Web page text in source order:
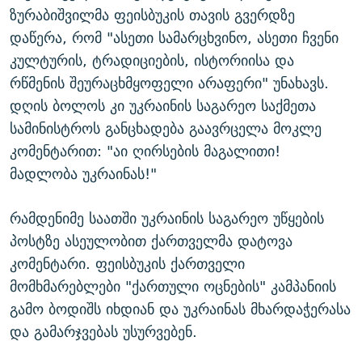
ზურაბიშვილმა ფეისბუკის თავის გვერდზე
დაწერა, რომ "ასეთი სამარცხვინო, ასეთი ჩვენი
კულტურის, ტრადიციების, ისტორიისა და
რწმენის შეურაცხმყოფელი არაფერი" უნახავს.
დღის ბოლოს კი უკრაინის საგარეო საქმეთა
სამინისტროს განცხადება გაავრცელა მოკლე
კომენტარით: "აი ღირსების მაგალითი!
მადლობა უკრაინას!"
რამდენიმე საათში უკრაინის საგარეო უწყების
პოსტზე ასეულობით ქართველმა დატოვა
კომენტარი. ფეისბუკის ქართველი
მომხმარებლები "ქართული ოცნების" კამპანიის
გამო ბოდიშს იხდიან და უკრაინას მხარდაჭერასა
და გამარჯვებას უსურვებენ.